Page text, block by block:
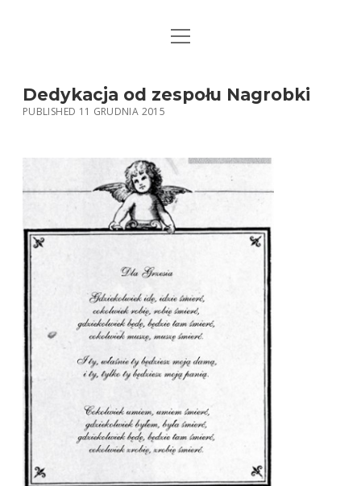
STRONA GŁÓWNA
MUZYKA
BIO / KONTAKT
open
Dedykacja od zespołu Nagrobki
PUBLISHED 11 GRUDNIA 2015